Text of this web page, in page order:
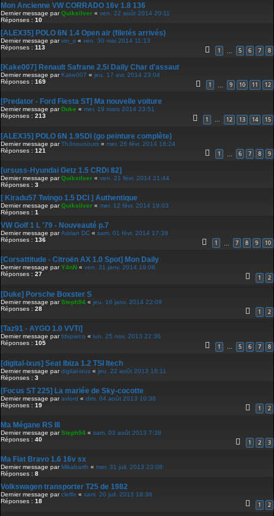
Mon Ancienne VW CORRADO 16v 1.8 136
Dernier message parQuiksilver « ven. 22 août 2014 20:11
Réponses : 10
[ALEX35] POLO 6N 1.4 Open air (filetés arrivés)
Dernier message parvin_s « ven. 30 mai 2014 11:13
Réponses : 113 1 5 6 7 8
[Kake007] Renault Safrane 2.5i Daily Char d'assaut
Dernier message parKake007 « jeu. 17 avr. 2014 23:04
Réponses : 169 1 9 10 11 12
[Predator - Ford Fiesta ST] Ma nouvelle voiture
Dernier message par Duke « mer. 19 mars 2014 23:51
Réponses : 213 1 … 12 13 14 15
[ALEX35] POLO 6N 1.9SDI (go peinture complète)
Dernier message parTh3nounours « mer. 26 févr. 2014 18:24
Réponses : 121 1 6 7 8 9
[ursuss-Hyundai Getz 1.5 CRDi 82]
Dernier message parQuiksilver « ven. 21 févr. 2014 21:44
Réponses : 3
[ Kiradu57 Twingo 1.5 DCI ] Authentique
Dernier message parQuiksilver « mer. 12 févr. 2014 19:03
Réponses : 1
VW Golf 1 L '79 - Nouveauté p.7
Dernier message parAdrian DC « sam. 01 févr. 2014 17:39
Réponses : 136 1 7 8 9 10
[Corsattitude - Citroën AX 1.0 Spot] Mon Daily
Dernier message parY4nN « ven. 31 janv. 2014 19:08
Réponses : 27 1 2
[Duke] Porsche Boxster S
Dernier message parSteph94 « jeu. 16 janv. 2014 22:09
Réponses : 28 1 2
[Taz91 - AYGO 1.0 VVTi]
Dernier message parfdsparco « lun. 25 nov. 2013 22:36
Réponses : 105 1 … 5 6 7 8
[digital-ixus] Seat Ibiza 1.2 TSI Itech
Dernier message pardigital-ixus « jeu. 22 août 2013 18:11
Réponses : 3
[Focus ST 225] La mariée de Sky-cocotte
Dernier message paravlord « dim. 04 août 2013 10:36
Réponses : 19 1 2
Ma Mégane RS III
Dernier message parSteph94 « sam. 03 août 2013 7:38
Réponses : 40 1 2 3
Ma Fiat Bravo 1.6 16v sx
Dernier message parMikabarth « mer. 31 juil. 2013 23:08
Réponses : 8
Volkswagen transporter T25 de 1982
Dernier message parcleffe « sam. 20 juil. 2013 18:36
Réponses : 18 1 2